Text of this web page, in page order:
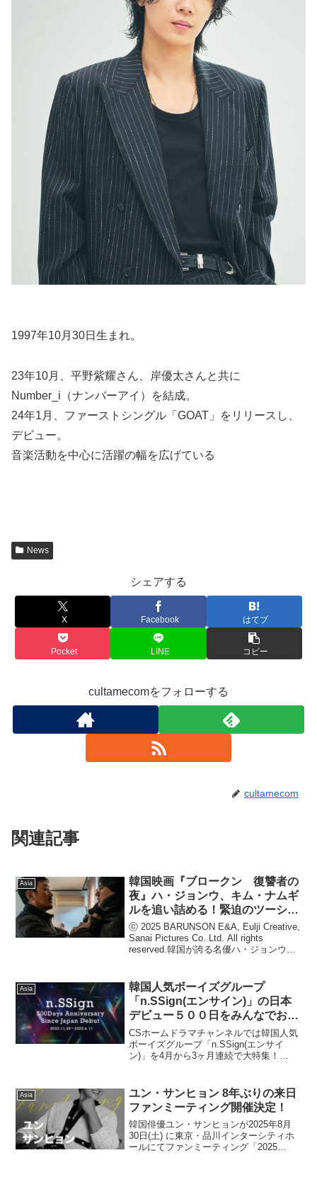
1997年10月30日生まれ。
23年10月、平野紫耀さん、岸優太さんと共に
Number_i（ナンバーアイ）を結成。
24年1月、ファーストシングル「GOAT」をリリースし、
デビュー。
音楽活動を中心に活躍の幅を広げている
News
シェアする
X Facebook はてブ
Pocket LINE コピー
cultamecomをフォローする
cultamecom
関連記事
Asia
韓国映画『ブロークン 復讐者の
夜』ハ・ジョンウ、キム・ナムギ
ルを追い詰める！緊迫のツーショ
ット本編映像解禁！！撮影の合間
のオフショット写真も解禁！！
ⓒ 2025 BARUNSON E&A, Eulji Creative,
Sanai Pictures Co. Ltd. All rights
reserved.韓国が誇る名優ハ・ジョンウと
Asia
韓国人気ボーイズグループ
「n.SSign(エンサイン)」の日本
デビュー５００日をみんなでお祝
いしよう！n.SSign(エンサイン)
日本デビュー５００日記念動画が
「東銀座スクエアビジョン」に登
CSホームドラマチャンネルでは韓国人気
ボーイズグループ「n.SSign(エンサイ
ン)」を4月から3ヶ月連続で大特集！
放送します。明日4月11日(金)、n.SS...
Asia
ユン・サンヒョン 8年ぶりの来日
ファンミーティング開催決定！
韓国俳優ユン・サンヒョンが2025年8月
30日(土) に東京・品川インターシティホ
ールにてファンミーティング「2025